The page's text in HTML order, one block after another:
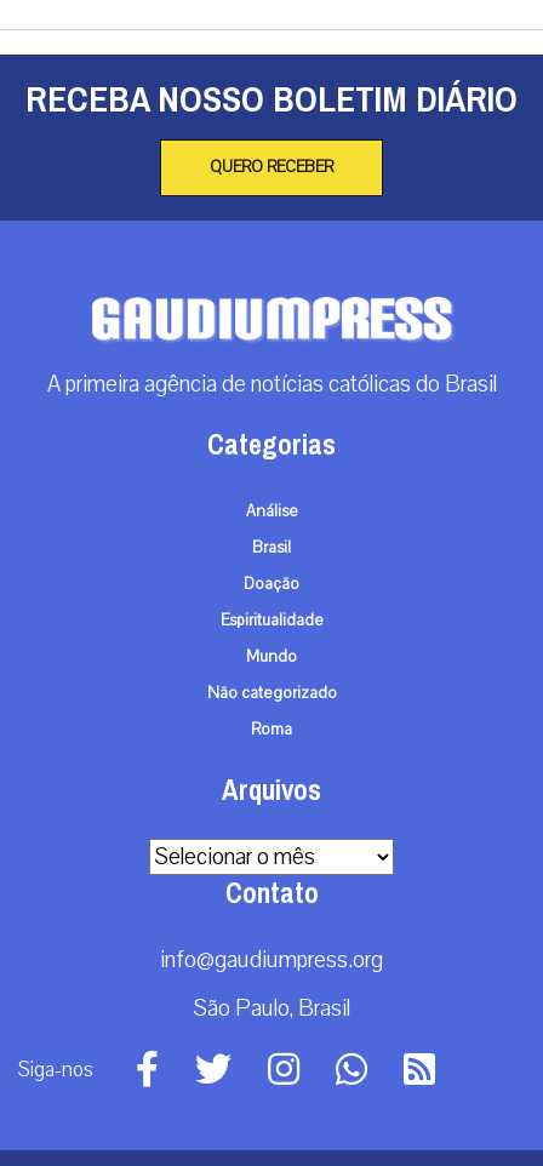
RECEBA NOSSO BOLETIM DIÁRIO
QUERO RECEBER
A primeira agência de notícias católicas do Brasil
Categorias
Análise
Brasil
Doação
Espiritualidade
Mundo
Não categorizado
Roma
Arquivos
Arquivos
Contato
info@gaudiumpress.org
São Paulo, Brasil
Siga-nos